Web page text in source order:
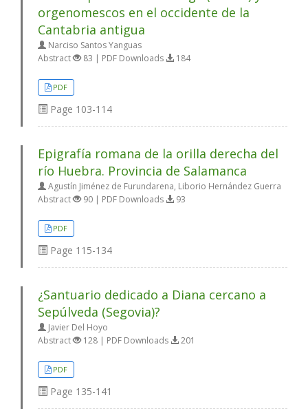
orgenomescos en el occidente de la
Cantabria antigua
Narciso Santos Yanguas
Abstract
83 | PDF Downloads 184
PDF
Page 103-114
Epigrafía romana de la orilla derecha del
río Huebra. Provincia de Salamanca
Agustín Jiménez de Furundarena, Liborio Hernández Guerra
Abstract
90 | PDF Downloads 93
PDF
Page 115-134
¿Santuario dedicado a Diana cercano a
Sepúlveda (Segovia)?
Javier Del Hoyo
Abstract
128 | PDF Downloads 201
PDF
Page 135-141